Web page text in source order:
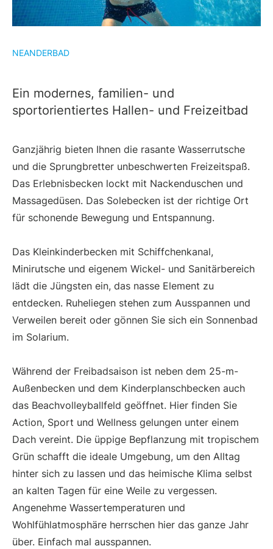
NEANDERBAD
Ein modernes, familien- und
sportorientiertes Hallen- und Freizeitbad
Ganzjährig bieten Ihnen die rasante Wasserrutsche
und die Sprungbretter unbeschwerten Freizeitspaß.
Das Erlebnisbecken lockt mit Nackenduschen und
Massagedüsen. Das Solebecken ist der richtige Ort
für schonende Bewegung und Entspannung.
Das Kleinkinderbecken mit Schiffchenkanal,
Minirutsche und eigenem Wickel- und Sanitärbereich
lädt die Jüngsten ein, das nasse Element zu
entdecken. Ruheliegen stehen zum Ausspannen und
Verweilen bereit oder gönnen Sie sich ein Sonnenbad
im Solarium.
Während der Freibadsaison ist neben dem 25-m-
Außenbecken und dem Kinderplanschbecken auch
das Beachvolleyballfeld geöffnet. Hier finden Sie
Action, Sport und Wellness gelungen unter einem
Dach vereint. Die üppige Bepflanzung mit tropischem
Grün schafft die ideale Umgebung, um den Alltag
hinter sich zu lassen und das heimische Klima selbst
an kalten Tagen für eine Weile zu vergessen.
Angenehme Wassertemperaturen und
Wohlfühlatmosphäre herrschen hier das ganze Jahr
über. Einfach mal ausspannen.